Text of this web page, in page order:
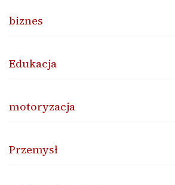
biznes
Edukacja
motoryzacja
Przemysł